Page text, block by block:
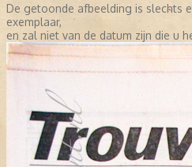
De getoonde afbeelding is slechts
exemplaar,
en zal niet van de datum zijn die u